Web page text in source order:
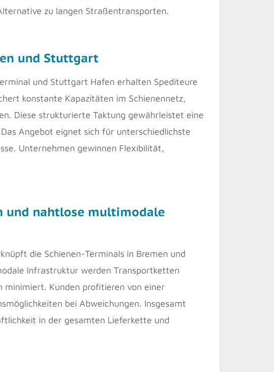
zu langen Straßentransporten.
und Stuttgart
und Stuttgart Hafen erhalten Spediteure
konstante Kapazitäten im Schienennetz,
Diese strukturierte Taktung gewährleistet eine
Angebot eignet sich für unterschiedlichste
Unternehmen gewinnen Flexibilität,
und nahtlose multimodale
die Schienen-Terminals in Bremen und
Infrastruktur werden Transportketten
minimiert. Kunden profitieren von einer
bei Abweichungen. Insgesamt
in der gesamten Lieferkette und